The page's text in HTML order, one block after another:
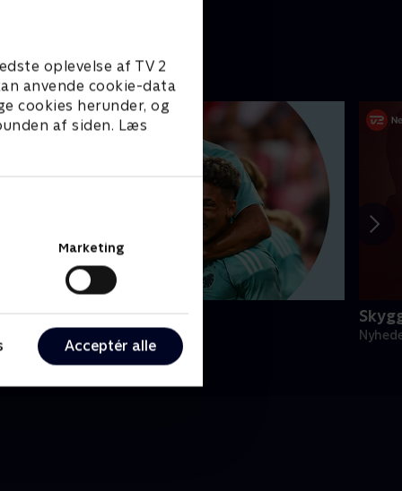
oplevelse af TV 2
anvende cookie-data
cookies herunder, og
af siden. Læs
Marketing
Acceptér alle
- seneste nyt
& Magasiner